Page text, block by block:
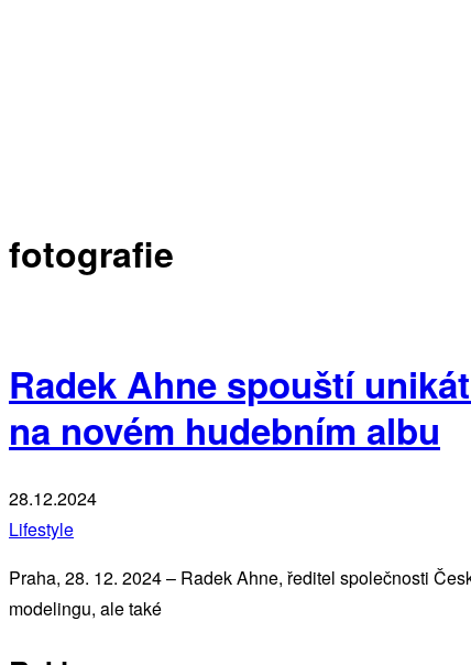
fotografie
Radek Ahne spouští
na novém hudebním albu
28.12.2024
Lifestyle
Praha, 28. 12. 2024 – Radek Ahne, ředitel společnosti
modelingu, ale také